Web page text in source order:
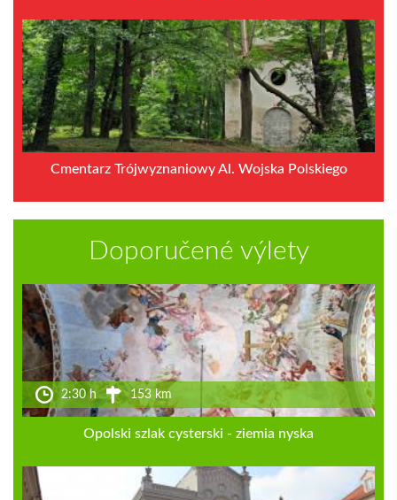
Cmentarz Trójwyznaniowy Al. Wojska Polskiego
Doporučené výlety
2:30 h 153 km
Opolski szlak cysterski - ziemia nyska